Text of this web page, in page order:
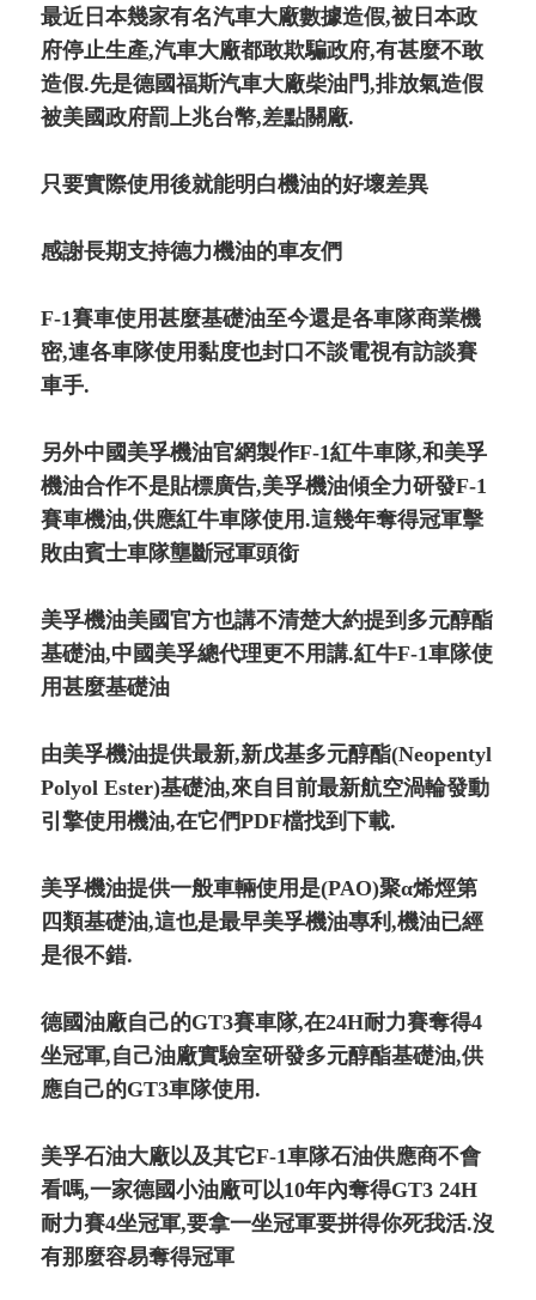
最近日本幾家有名汽車大廠數據造假,被日本政
府停止生產,汽車大廠都敢欺騙政府,有甚麼不敢
造假.先是德國福斯汽車大廠柴油門,排放氣造假
被美國政府罰上兆台幣,差點關廠.
只要實際使用後就能明白機油的好壞差異
感謝長期支持德力機油的車友們
F-1賽車使用甚麼基礎油至今還是各車隊商業機
密,連各車隊使用黏度也封口不談電視有訪談賽
車手.
另外中國美孚機油官網製作F-1紅牛車隊,和美孚
機油合作不是貼標廣告,美孚機油傾全力研發F-1
賽車機油,供應紅牛車隊使用.這幾年奪得冠軍擊
敗由賓士車隊壟斷冠軍頭銜
美孚機油美國官方也講不清楚大約提到多元醇酯
基礎油,中國美孚總代理更不用講.紅牛F-1車隊使
用甚麼基礎油
由美孚機油提供最新,新戊基多元醇酯(Neopentyl
Polyol Ester)基礎油,來自目前最新航空渦輪發動
引擎使用機油,在它們PDF檔找到下載.
美孚機油提供一般車輛使用是(PAO)聚α烯烴第
四類基礎油,這也是最早美孚機油專利,機油已經
是很不錯.
德國油廠自己的GT3賽車隊,在24H耐力賽奪得4
坐冠軍,自己油廠實驗室研發多元醇酯基礎油,供
應自己的GT3車隊使用.
美孚石油大廠以及其它F-1車隊石油供應商不會
看嗎,一家德國小油廠可以10年內奪得GT3 24H
耐力賽4坐冠軍,要拿一坐冠軍要拼得你死我活.沒
有那麼容易奪得冠軍